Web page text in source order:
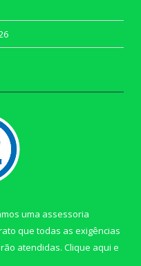
uma assessoria
que todas as exigências
atendidas. Clique aqui e